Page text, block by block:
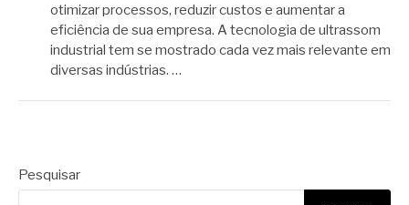
otimizar processos, reduzir custos e aumentar a
eficiência de sua empresa. A tecnologia de ultrassom
industrial tem se mostrado cada vez mais relevante em
diversas indústrias. …
Pesquisar